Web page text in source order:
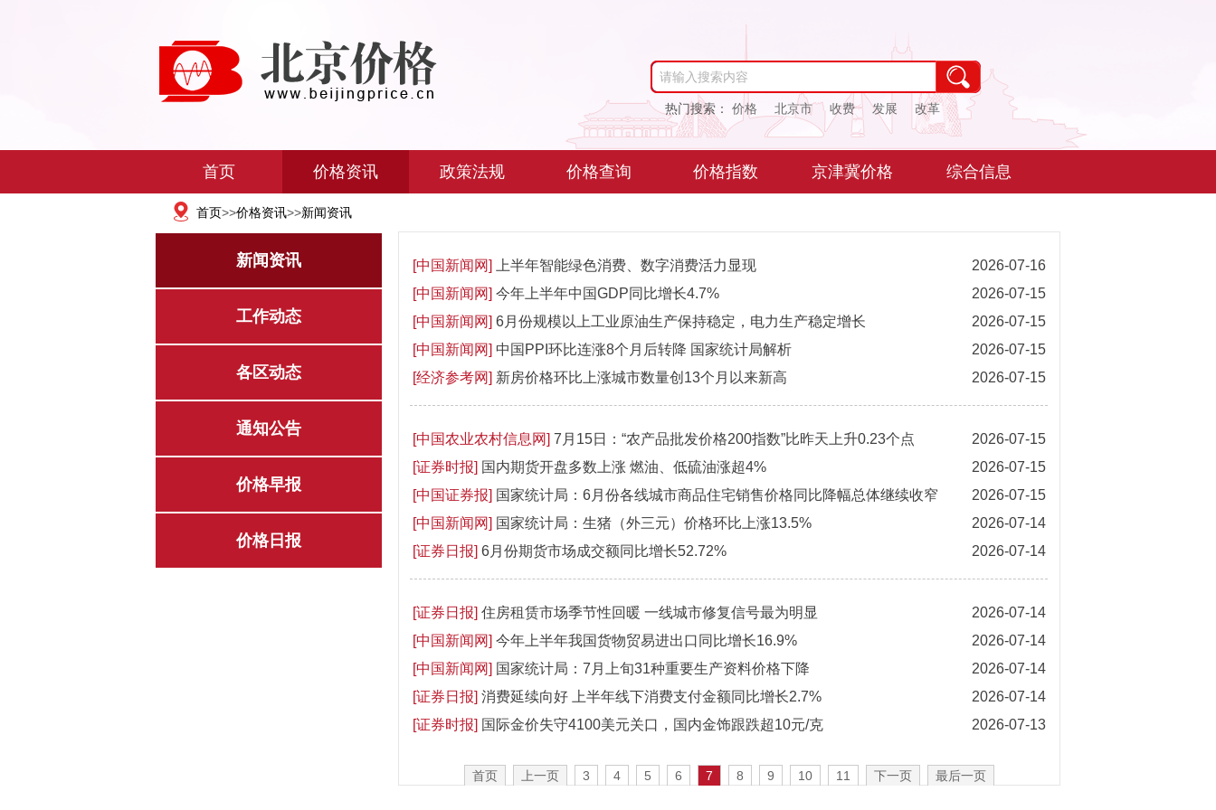
请输入搜索内容
热门搜索： 价格 北京市 收费 发展 改革
首页 价格资讯 政策法规 价格查询 价格指数 京津冀价格 综合信息
首页>>价格资讯>>新闻资讯
新闻资讯
工作动态
各区动态
通知公告
价格早报
价格日报
[中国新闻网] 上半年智能绿色消费、数字消费活力显现
2026-07-16
[中国新闻网] 今年上半年中国GDP同比增长4.7%
2026-07-15
[中国新闻网] 6月份规模以上工业原油生产保持稳定，电力生产稳定增长
2026-07-15
[中国新闻网] 中国PPI环比连涨8个月后转降 国家统计局解析
2026-07-15
[经济参考网] 新房价格环比上涨城市数量创13个月以来新高 2026-07-15
[中国农业农村信息网] 7月15日：“农产品批发价格200指数”比昨天上升0.23个点
2026-07-15
[证券时报] 国内期货开盘多数上涨 燃油、低硫油涨超4%
2026-07-15
[中国证券报] 国家统计局：6月份各线城市商品住宅销售价格同比降幅总体继续收窄
2026-07-15
[中国新闻网] 国家统计局：生猪（外三元）价格环比上涨13.5%
2026-07-14
[证券日报] 6月份期货市场成交额同比增长52.72% 2026-07-14
[证券日报] 住房租赁市场季节性回暖 一线城市修复信号最为明显
2026-07-14
[中国新闻网] 今年上半年我国货物贸易进出口同比增长16.9%
2026-07-14
[中国新闻网] 国家统计局：7月上旬31种重要生产资料价格下降
2026-07-14
[证券日报] 消费延续向好 上半年线下消费支付金额同比增长2.7%
2026-07-14
[证券时报] 国际金价失守4100美元关口，国内金饰跟跌超10元/克 2026-07-13
首页 上一页 3 4 5 6 7 8 9 10 11 下一页 最后一页